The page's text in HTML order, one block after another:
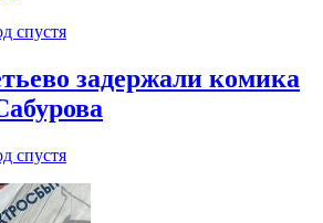
спустя
задержали комика
спустя